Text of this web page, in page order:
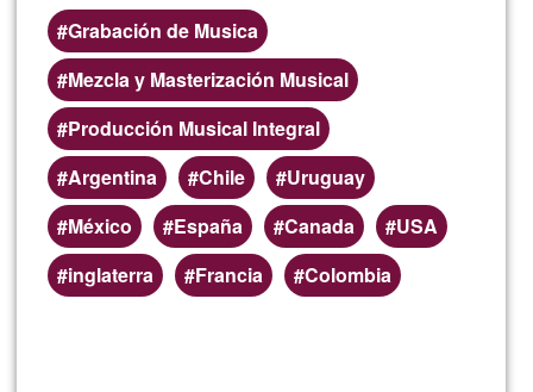
Grabación de Musica
Mezcla y Masterización Musical
Producción Musical Integral
Argentina
Chile
Uruguay
México
España Canada
USA
inglaterra
Francia Colombia